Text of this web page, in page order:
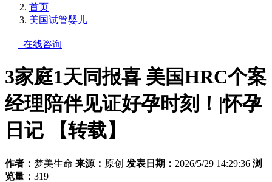
首页
美国试管婴儿
在线咨询
3家庭1天同报喜 美国HRC个案
经理陪伴见证好孕时刻！|怀孕
日记 【转载】
作者： 梦美生命 来源： 原创 发表日期： 2026/5/29 14:29:36 浏
览量： 319